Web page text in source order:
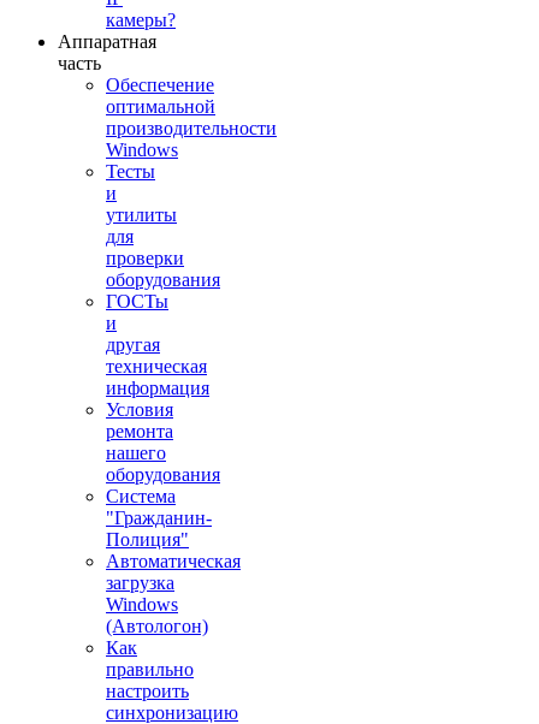
камеры?
Аппаратная
часть
Обеспечение
оптимальной
производительности
Windows
Тесты
и
утилиты
для
проверки
оборудования
ГОСТы
и
другая
техническая
информация
Условия
ремонта
нашего
оборудования
Система
"Гражданин-
Полиция"
Автоматическая
загрузка
Windows
(Автологон)
Как
правильно
настроить
синхронизацию